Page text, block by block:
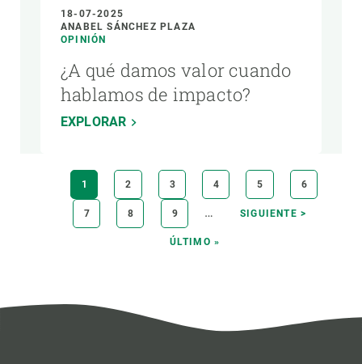
18-07-2025
ANABEL SÁNCHEZ PLAZA
OPINIÓN
¿A qué damos valor cuando
hablamos de impacto?
EXPLORAR
PaginaciónPÁGINA
ACTUAL
1 PÁGINA
2 PÁGINA
3 PÁGINA
4 PÁGINA
5 PÁGINA
6
PÁGINA
7 PÁGINA
8 PÁGINA
9 …
SIGUIENTE
SIGUIENTE >
ÚLTIMA
ÚLTIMO »